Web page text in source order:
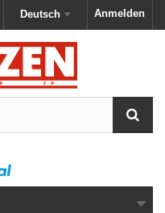
Anmelden
Deutsch